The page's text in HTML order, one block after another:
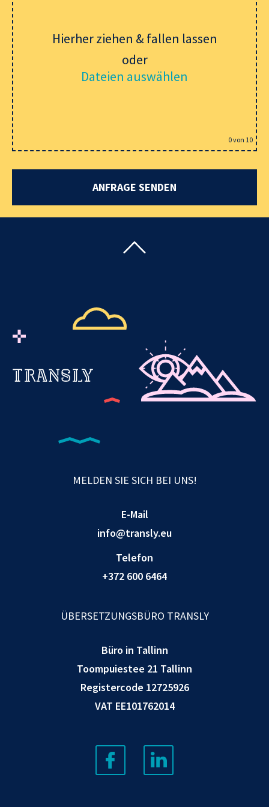
Hierher ziehen & fallen lassen
oder
Dateien auswählen
0von 10
MELDEN SIE SICH BEI UNS!
E-Mail
info@transly.eu
Telefon
+372 600 6464
ÜBERSETZUNGSBÜRO TRANSLY
Büro in Tallinn
Toompuiestee 21 Tallinn
Registercode 12725926
VAT EE101762014